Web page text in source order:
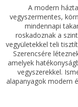
A modern
vegyszermentes,
mindennapi
roskadoznak a
vegyületekkel teli
Szerencsére
amelyek
vegyszerekkel.
alapanyagok modern